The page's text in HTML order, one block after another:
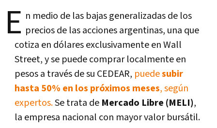
E n medio de las bajas generalizadas de los
precios de las acciones argentinas, una que
cotiza en dólares exclusivamente en Wall
Street, y se puede comprar localmente en
pesos a través de su CEDEAR, puedesubir
hasta 50% en los próximos meses, según
expertos.Se trata de Mercado Libre (MELI),
la empresa nacional con mayor valor bursátil.